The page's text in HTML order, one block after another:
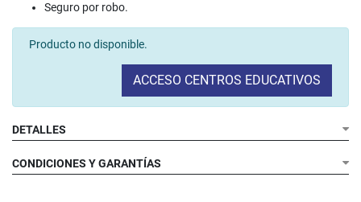
Seguro por robo.
Producto no disponible.
ACCESO CENTROS EDUCATIVOS
DETALLES
CONDICIONES Y GARANTÍAS